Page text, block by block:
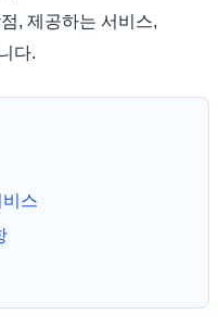
, 제공하는 서비스,
다.
스